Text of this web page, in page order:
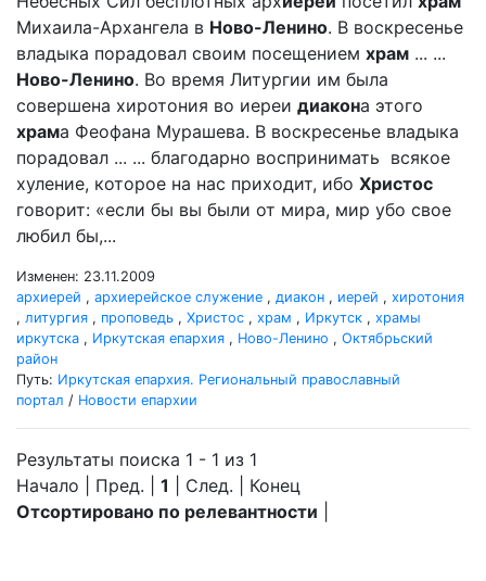
Михаила-Архангела в Ново-Ленино. В воскресенье
владыка порадовал своим посещением храм ... ...
Ново-Ленино. Во время Литургии им была
совершена хиротония во иереи диакона этого
храма Феофана Мурашева. В воскресенье владыка
порадовал ... ... благодарно воспринимать всякое
хуление, которое на нас приходит, ибо Христос
говорит: «если бы вы были от мира, мир убо свое
любил бы,...
Изменен: 23.11.2009
архиерей , архиерейское служение , диакон , иерей , хиротония
, литургия , проповедь , Христос , храм , Иркутск , храмы
иркутска , Иркутская епархия , Ново-Ленино , Октябрьский
район
Путь: Иркутская епархия. Региональный православный
портал / Новости епархии
Результаты поиска 1 - 1 из 1
Начало | Пред. | 1 | След. | Конец
Отсортировано по релевантности